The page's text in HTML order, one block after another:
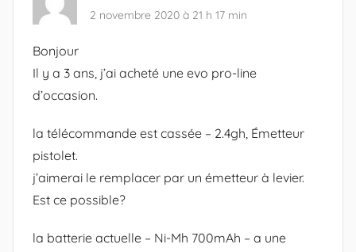
2 novembre 2020 à 21 h 17 min
Bonjour
Il y a 3 ans, j’ai acheté une evo pro-line
d’occasion.
la télécommande est cassée – 2.4gh, Émetteur
pistolet.
j’aimerai le remplacer par un émetteur à levier.
Est ce possible?
la batterie actuelle – Ni-Mh 700mAh – a une